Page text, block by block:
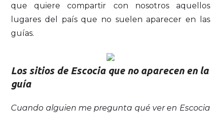
que quiere compartir con nosotros aquellos
lugares del país que no suelen aparecer en las
guías.
Los sitios de Escocia que no aparecen en la
guía
Cuando alguien me pregunta qué ver en Escocia